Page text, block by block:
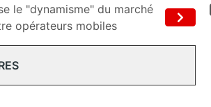
le "dynamisme" du marché
opérateurs mobiles